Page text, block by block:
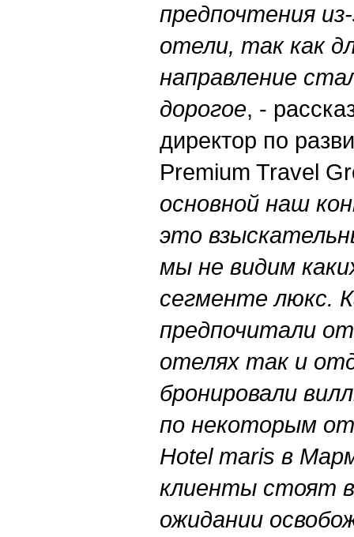
предпочтения
отели, так как
направление
дорогое, -
директор по
Premium Travel
основной наш
это
мы не видим
сегменте люкс.
предпочитали
отелях так и
бронировали
по некоторым
Hotel maris в
клиенты стоят
ожидании